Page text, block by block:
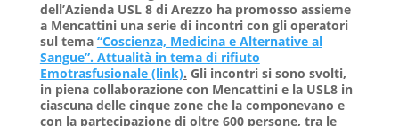
dell’Azienda USL 8 di Arezzo ha promosso assieme
a Mencattini una serie di incontri con gli operatori
sul tema “Coscienza, Medicina e Alternative al
Sangue”. Attualità in tema di rifiuto
Emotrasfusionale (link). Gli incontri si sono svolti,
in piena collaborazione con Mencattini e la USL8 in
ciascuna delle cinque zone che la componevano e
con la partecipazione di oltre 600 persone, tra le